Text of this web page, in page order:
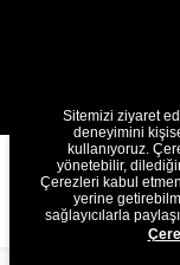
Sitemizi ziyaret
deneyimini
kullanıyoruz.
yönetebilir,
Çerezleri kabul
yerine
sağlayıcılarla